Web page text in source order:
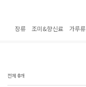
장류 조미&향신료 가루류
전체 0개